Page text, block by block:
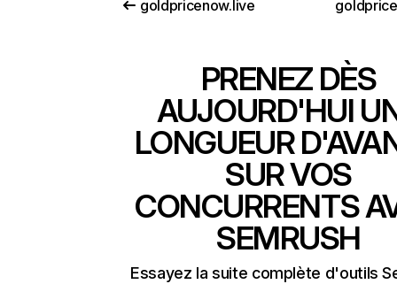
goldpricenow.live
PRENEZ DÈS
AUJOURD'HUI
LONGUEUR
SUR VOS
CONCURRENTS
SEMRUSH
Essayez la suite complète d'outils